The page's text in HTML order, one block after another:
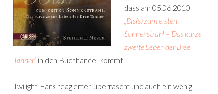
dass am 05.06.2010
„Bis(s) zum ersten
Sonnenstrahl – Das kurze
zweite Leben der Bree
Tanner“ in den Buchhandel kommt.
Twilight-Fans reagierten überrascht und auch ein wenig